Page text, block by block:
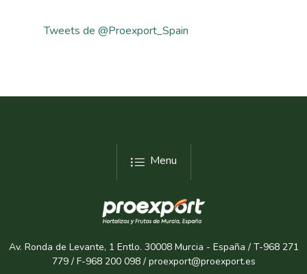
Tweets de @Proexport_Spain
Menu
Av. Ronda de Levante, 1 Entlo. 30008 Murcia - España / T-968 271
779 / F-968 200 098 / proexport@proexport.es